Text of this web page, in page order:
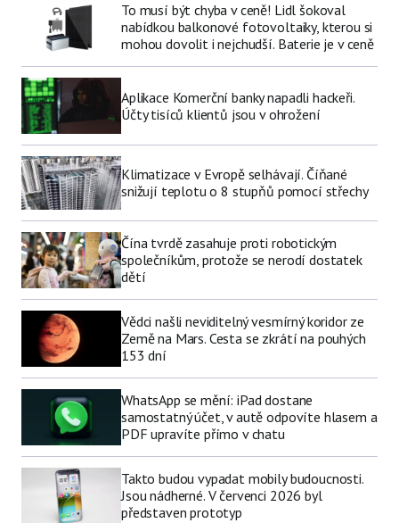
To musí být chyba v ceně! Lidl šokoval
nabídkou balkonové fotovoltaiky, kterou si
mohou dovolit i nejchudší. Baterie je v ceně
Aplikace Komerční banky napadli hackeři.
Účty tisíců klientů jsou v ohrožení
Klimatizace v Evropě selhávají. Číňané
snižují teplotu o 8 stupňů pomocí střechy
Čína tvrdě zasahuje proti robotickým
společníkům, protože se nerodí dostatek
dětí
Vědci našli neviditelný vesmírný koridor ze
Země na Mars. Cesta se zkrátí na pouhých
153 dní
WhatsApp se mění: iPad dostane
samostatný účet, v autě odpovíte hlasem a
PDF upravíte přímo v chatu
Takto budou vypadat mobily budoucnosti.
Jsou nádherné. V červenci 2026 byl
představen prototyp